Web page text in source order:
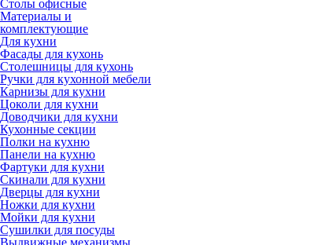
Столы офисные
Материалы и
комплектующие
Для кухни
Фасады для кухонь
Столешницы для кухонь
Ручки для кухонной мебели
Карнизы для кухни
Цоколи для кухни
Доводчики для кухни
Кухонные секции
Полки на кухню
Панели на кухню
Фартуки для кухни
Скинали для кухни
Дверцы для кухни
Ножки для кухни
Мойки для кухни
Сушилки для посуды
Выдвижные механизмы